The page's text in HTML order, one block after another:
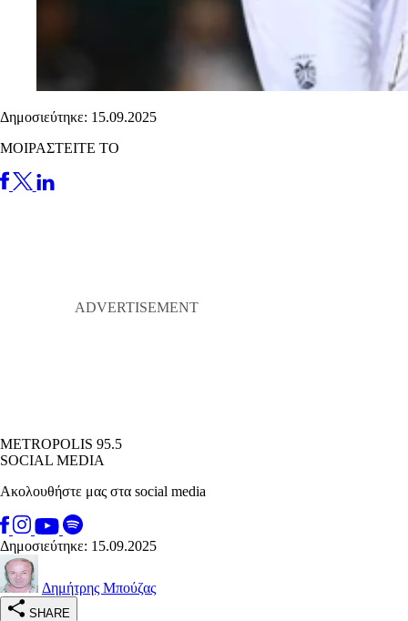
Δημοσιεύτηκε: 15.09.2025
ΜΟΙΡΑΣΤΕΙΤΕ ΤΟ
METROPOLIS 95.5
SOCIAL MEDIA
Ακολουθήστε μας στα social media
Δημοσιεύτηκε: 15.09.2025
Δημήτρης Μπούζας
SHARE